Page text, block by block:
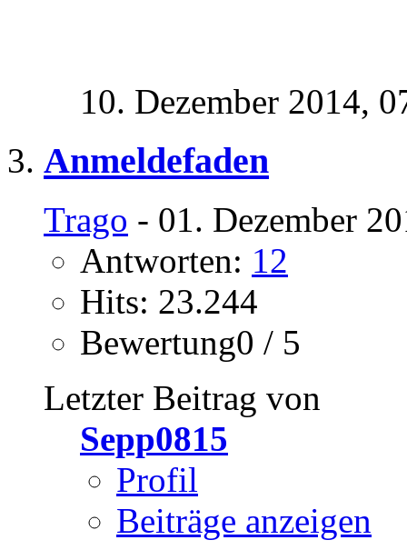
10. Dezember 2014,
Anmeldefaden
Trago - 01. Dezember
Antworten: 12
Hits: 23.244
Bewertung0 / 5
Letzter Beitrag von
Sepp0815
Profil
Beiträge anzeigen